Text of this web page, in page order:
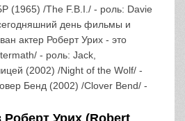
(1965) /The F.B.I./ - роль: Davie
день фильмы и
актер Роберт Урих - это
- роль: Jack,
(2002) /Night of the Wolf/ -
Бенд (2002) /Clover Bend/ -
Урих (Robert